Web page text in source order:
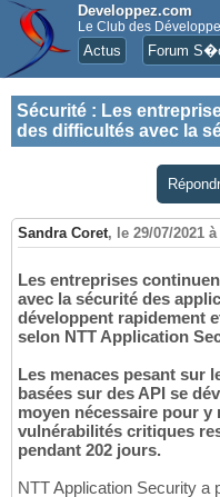
Developpez.com
Le Club des
Actus Forum
Sécurité : Les
des difficultés avec la
Sandra Coret, le 29/07/2021
Les entreprises
avec la sécurité des
développent rapidement
selon NTT Application
Les menaces pesant sur
basées sur des API se
moyen nécessaire pour y
vulnérabilités critiques
pendant 202 jours.
NTT Application Security a